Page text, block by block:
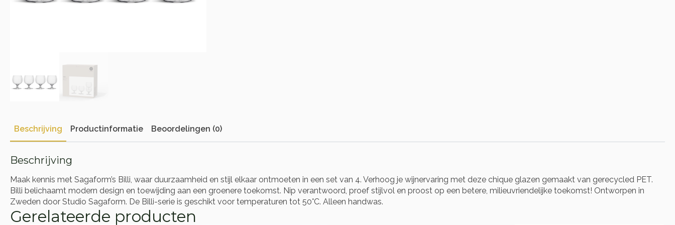
Beschrijving Productinformatie Beoordelingen (0)
Beschrijving
Maak kennis met Sagaform’s Billi, waar duurzaamheid en stijl elkaar ontmoeten in een set van 4. Verhoog je wijnervaring met deze chique glazen gemaakt van gerecycled PET.
Billi belichaamt modern design en toewijding aan een groenere toekomst. Nip verantwoord, proef stijlvol en proost op een betere, milieuvriendelijke toekomst! Ontworpen in
Zweden door Studio Sagaform. De Billi-serie is geschikt voor temperaturen tot 50°C. Alleen handwas.
Gerelateerde producten